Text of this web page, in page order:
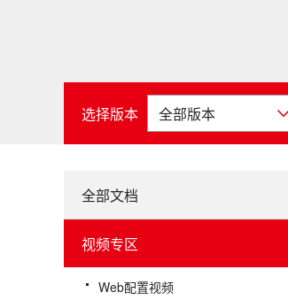
选择版本
全部文档
视频专区
Web配置视频